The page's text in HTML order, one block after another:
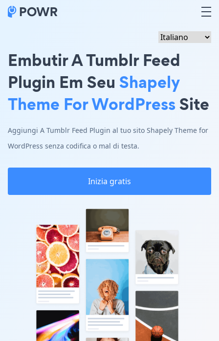
Embutir A Tumblr Feed
Plugin Em Seu Shapely
Theme For WordPressSite
Aggiungi A Tumblr Feed Plugin al tuo sito Shapely Theme for
WordPress senza codifica o mal di testa.
Inizia gratis